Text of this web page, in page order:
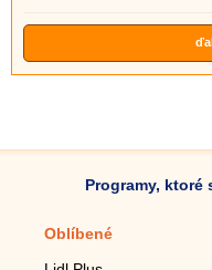
Programy,
Oblíbené